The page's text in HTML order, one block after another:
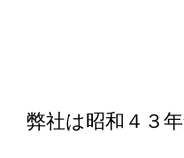
弊社は昭和４３